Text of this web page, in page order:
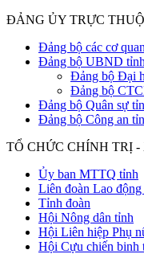
ĐẢNG ỦY TRỰC
Đảng bộ các cơ
Đảng bộ UBND tỉnh
Đảng bộ Đại
Đảng bộ
Đảng bộ Quân sự
Đảng bộ Công an
TỔ CHỨC CHÍNH TRỊ
Ủy ban MTTQ tỉnh
Liên đoàn Lao động
Tỉnh đoàn
Hội Nông dân tỉnh
Hội Liên hiệp Phụ
Hội Cựu chiến binh